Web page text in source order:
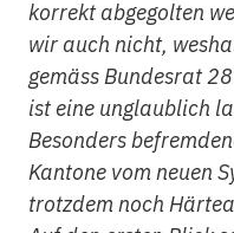
korrekt abgegolten
wir auch nicht,
gemäss Bundesrat
ist eine unglaublich
Besonders
Kantone vom neuen
trotzdem noch